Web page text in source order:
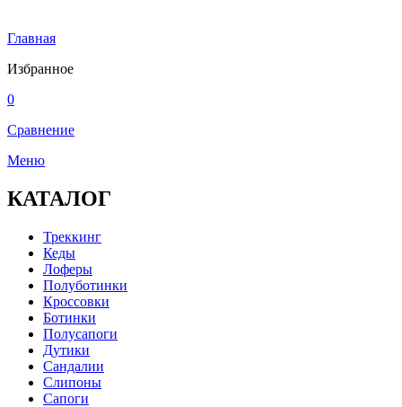
Главная
Избранное
0
Сравнение
Меню
КАТАЛОГ
Треккинг
Кеды
Лоферы
Полуботинки
Кроссовки
Ботинки
Полусапоги
Дутики
Сандалии
Слипоны
Сапоги